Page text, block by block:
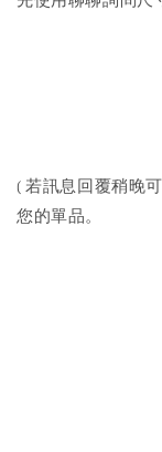
( 若訊息回覆稍晚
您的單品。